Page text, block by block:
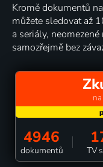
Kromě dokumentů
můžete sledovat až
a seriály,
samozřejmě bez
4946
dokumentů TV